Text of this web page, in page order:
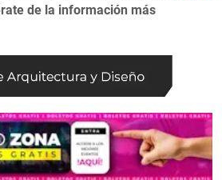
de la información más